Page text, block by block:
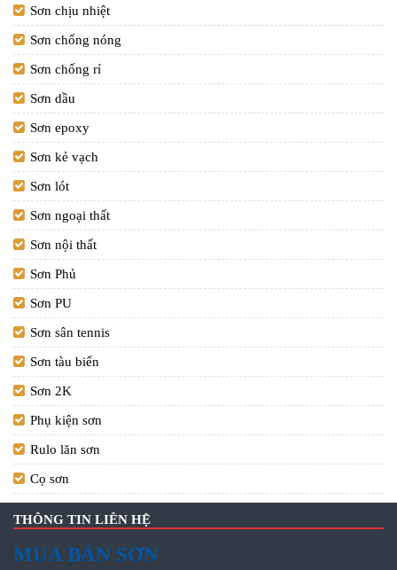
Sơn chịu nhiệt
Sơn chống nóng
Sơn chống rỉ
Sơn dầu
Sơn epoxy
Sơn kẻ vạch
Sơn lót
Sơn ngoại thất
Sơn nội thất
Sơn Phủ
Sơn PU
Sơn sân tennis
Sơn tàu biển
Sơn 2K
Phụ kiện sơn
Rulo lăn sơn
Cọ sơn
THÔNG TIN LIÊN HỆ
MUA BÁN SƠN